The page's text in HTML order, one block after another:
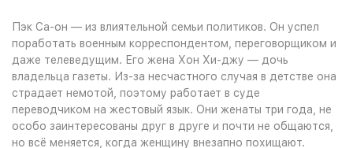
Пэк Са-он — из влиятельной семьи политиков. Он успел
поработать военным корреспондентом, переговорщиком и
даже телеведущим. Его жена Хон Хи-джу — дочь
владельца газеты. Из-за несчастного случая в детстве она
страдает немотой, поэтому работает в суде
переводчиком на жестовый язык. Они женаты три года, не
особо заинтересованы друг в друге и почти не общаются,
но всё меняется, когда женщину внезапно похищают.